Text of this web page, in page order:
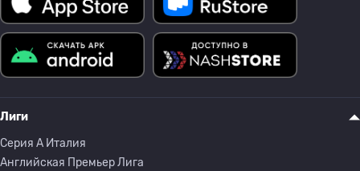
Лиги
Серия A Италия
Английская Премьер Лига